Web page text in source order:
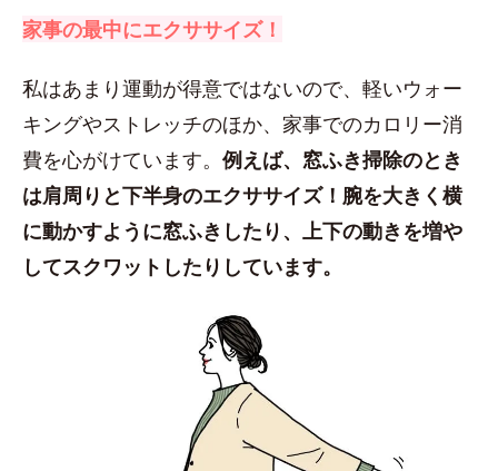
家事の最中にエクササイズ！
私はあまり運動が得意ではないので、軽いウォー
キングやストレッチのほか、家事でのカロリー消
費を心がけています。 例えば、窓ふき掃除のとき
は肩周りと下半身のエクササイズ！腕を大きく横
に動かすように窓ふきしたり、上下の動きを増や
してスクワットしたりしています。